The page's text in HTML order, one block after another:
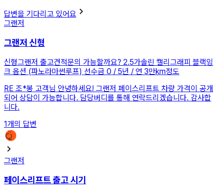
답변을 기다리고 있어요
그랜저
그랜저 신형
신형그랜저 출고견적문의 가능할까요? 2.5가솔린 캘리그래피 블랙잉
크 옵션 (파노라마썬루프) 선수금 0 / 5년 / 연 3만km정도
RE 조*봉 고객님 안녕하세요! 그랜저 페이스리프트 차량 가격이 공개
되어 상담이 가능합니다. 담당버디를 통해 연락드리겠습니다. 감사합
니다.
1개의 답변
그랜저
페이스리프트 출고 시기